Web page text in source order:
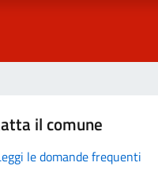
il comune
le domande frequenti